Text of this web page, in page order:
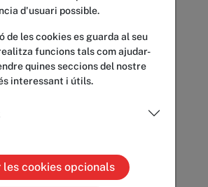
d'usuari possible.
de les cookies es guarda al seu
funcions tals com ajudar-
quines seccions del nostre
interessant i útils.
les cookies opcionals